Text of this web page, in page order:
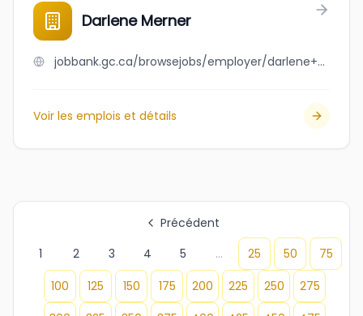
Darlene Merner
jobbank.gc.ca/browsejobs/employer/darlene+merner/ca
Voir les emplois et détails
Précédent
1
2 3 4 5 ... 25 50
75
100
125 150 175 200 225 250
275